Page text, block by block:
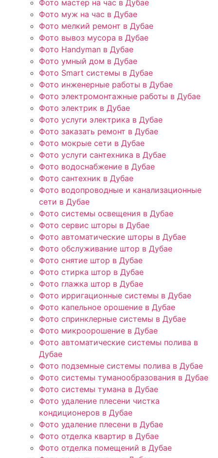
Фото мастер на час в Дубае
Фото муж на час в Дубае
Фото мелкий ремонт в Дубае
Фото вывоз мусора в Дубае
Фото Handyman в Дубае
Фото умный дом в Дубае
Фото Smart системы в Дубае
Фото инженерные работы в Дубае
Фото электромонтажные работы в Дубае
Фото электрик в Дубае
Фото услуги электрика в Дубае
Фото заказать ремонт в Дубае
Фото мокрые сети в Дубае
Фото услуги сантехника в Дубае
Фото водоснабжение в Дубае
Фото сантехник в Дубае
Фото водопроводные и канализационные
сети в Дубае
Фото системы освещения в Дубае
Фото сервис шторы в Дубае
Фото автоматические шторы в Дубае
Фото обслуживание штор в Дубае
Фото снятие штор в Дубае
Фото стирка штор в Дубае
Фото глажка штор в Дубае
Фото ирригационные системы в Дубае
Фото капельное орошение в Дубае
Фото спринклерные системы в Дубае
Фото микроорошение в Дубае
Фото автоматические системы полива в
Дубае
Фото подземные системы полива в Дубае
Фото системы туманообразования в Дубае
Фото системы тумана в Дубае
Фото удаление плесени чистка
кондиционеров в Дубае
Фото удаление плесени в Дубае
Фото отделка квартир в Дубае
Фото отделка помещений в Дубае